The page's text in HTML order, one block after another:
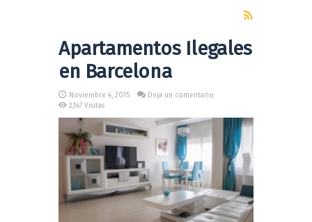
Apartamentos Ilegales
en Barcelona
Noviembre 4, 2015
Deja un comentario
2,147 Visitas